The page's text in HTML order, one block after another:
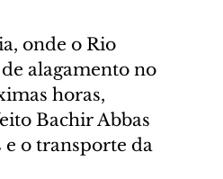
onde o Rio
alagamento no
horas,
Bachir Abbas
o transporte da